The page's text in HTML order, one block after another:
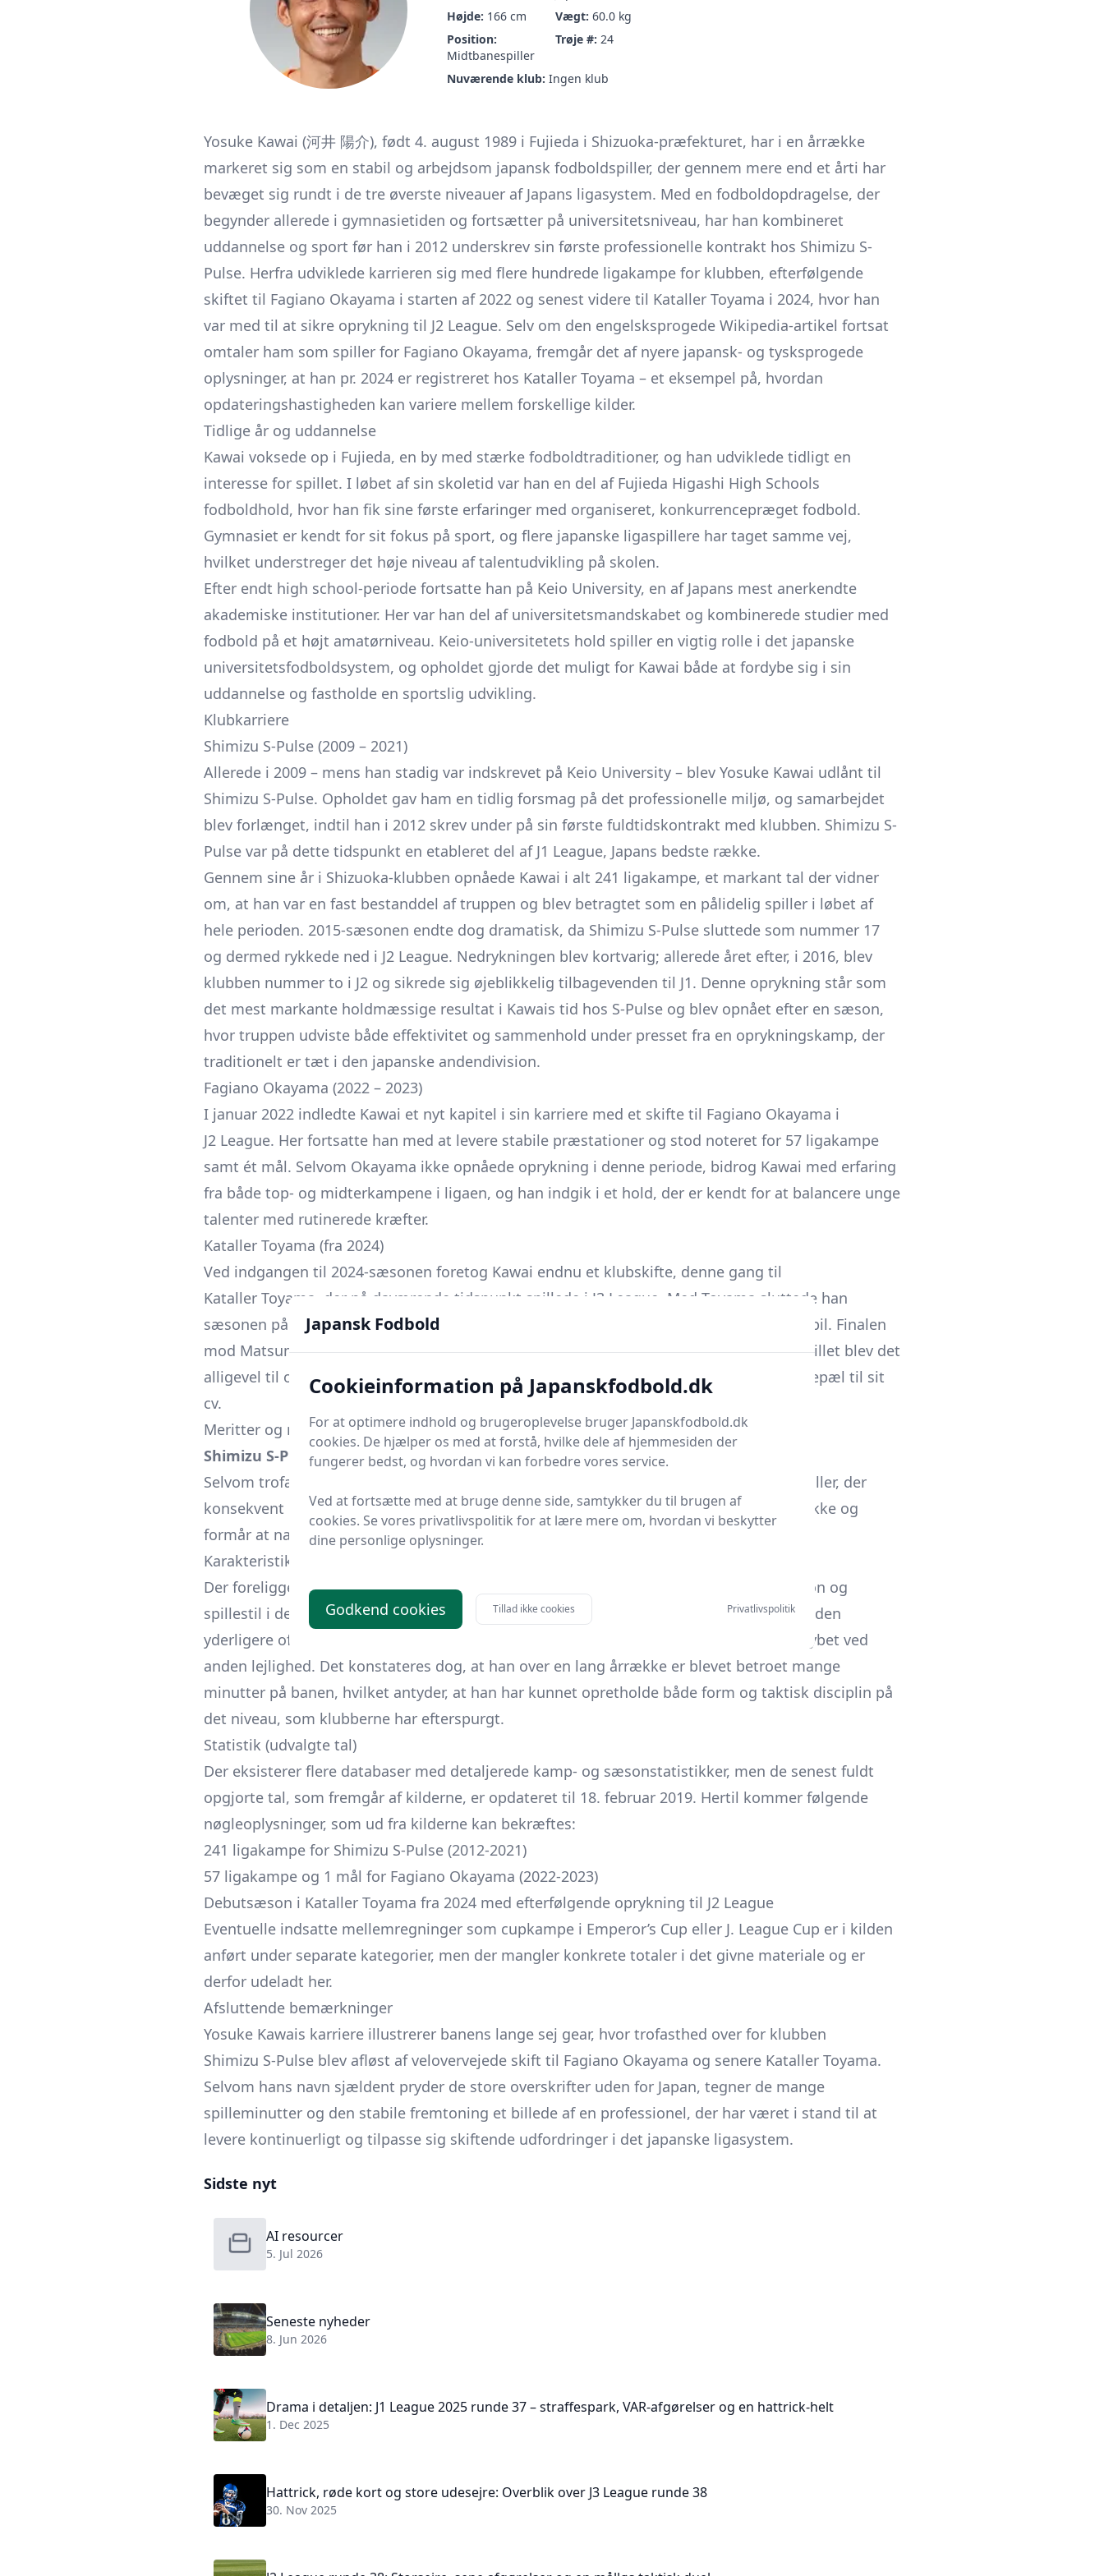
Højde: 166 cm Vægt: 60.0 kg
Position:
Midtbanespiller
Trøje #: 24
Nuværende klub: Ingen klub
Yosuke Kawai (河井 陽介), født 4. august 1989 i Fujieda i Shizuoka-præfekturet, har i en årrække
markeret sig som en stabil og arbejdsom japansk fodboldspiller, der gennem mere end et årti har
bevæget sig rundt i de tre øverste niveauer af Japans ligasystem. Med en fodboldopdragelse, der
begynder allerede i gymnasietiden og fortsætter på universitetsniveau, har han kombineret
uddannelse og sport før han i 2012 underskrev sin første professionelle kontrakt hos Shimizu S-
Pulse. Herfra udviklede karrieren sig med flere hundrede ligakampe for klubben, efterfølgende
skiftet til Fagiano Okayama i starten af 2022 og senest videre til Kataller Toyama i 2024, hvor han
var med til at sikre oprykning til J2 League. Selv om den engelsksprogede Wikipedia-artikel fortsat
omtaler ham som spiller for Fagiano Okayama, fremgår det af nyere japansk- og tysksprogede
oplysninger, at han pr. 2024 er registreret hos Kataller Toyama – et eksempel på, hvordan
opdateringshastigheden kan variere mellem forskellige kilder.
Tidlige år og uddannelse
Kawai voksede op i Fujieda, en by med stærke fodboldtraditioner, og han udviklede tidligt en
interesse for spillet. I løbet af sin skoletid var han en del af Fujieda Higashi High Schools
fodboldhold, hvor han fik sine første erfaringer med organiseret, konkurrencepræget fodbold.
Gymnasiet er kendt for sit fokus på sport, og flere japanske ligaspillere har taget samme vej,
hvilket understreger det høje niveau af talentudvikling på skolen.
Efter endt high school-periode fortsatte han på Keio University, en af Japans mest anerkendte
akademiske institutioner. Her var han del af universitetsmandskabet og kombinerede studier med
fodbold på et højt amatørniveau. Keio-universitetets hold spiller en vigtig rolle i det japanske
universitetsfodboldsystem, og opholdet gjorde det muligt for Kawai både at fordybe sig i sin
uddannelse og fastholde en sportslig udvikling.
Klubkarriere
Shimizu S-Pulse (2009 – 2021)
Allerede i 2009 – mens han stadig var indskrevet på Keio University – blev Yosuke Kawai udlånt til
Shimizu S-Pulse. Opholdet gav ham en tidlig forsmag på det professionelle miljø, og samarbejdet
blev forlænget, indtil han i 2012 skrev under på sin første fuldtidskontrakt med klubben. Shimizu S-
Pulse var på dette tidspunkt en etableret del af J1 League, Japans bedste række.
Gennem sine år i Shizuoka-klubben opnåede Kawai i alt 241 ligakampe, et markant tal der vidner
om, at han var en fast bestanddel af truppen og blev betragtet som en pålidelig spiller i løbet af
hele perioden. 2015-sæsonen endte dog dramatisk, da Shimizu S-Pulse sluttede som nummer 17
og dermed rykkede ned i J2 League. Nedrykningen blev kortvarig; allerede året efter, i 2016, blev
klubben nummer to i J2 og sikrede sig øjeblikkelig tilbagevenden til J1. Denne oprykning står som
det mest markante holdmæssige resultat i Kawais tid hos S-Pulse og blev opnået efter en sæson,
hvor truppen udviste både effektivitet og sammenhold under presset fra en oprykningskamp, der
traditionelt er tæt i den japanske andendivision.
Fagiano Okayama (2022 – 2023)
I januar 2022 indledte Kawai et nyt kapitel i sin karriere med et skifte til Fagiano Okayama i
J2 League. Her fortsatte han med at levere stabile præstationer og stod noteret for 57 ligakampe
samt ét mål. Selvom Okayama ikke opnåede oprykning i denne periode, bidrog Kawai med erfaring
fra både top- og midterkampene i ligaen, og han indgik i et hold, der er kendt for at balancere unge
talenter med rutinerede kræfter.
Kataller Toyama (fra 2024)
Ved indgangen til 2024-sæsonen foretog Kawai endnu et klubskifte, denne gang til
Kataller Toyama, der på daværende tidspunkt spillede i J3 League. Med Toyama sluttede han
sæsonen på tredjepladsen i ligaen, hvilket kvalificerede klubben til J3’s oprykningsslutspil. Finalen
mod Matsumoto Yamaga FC endte 2-2, men på grund af Toyamas tredjeplads i grundspillet blev det
alligevel til oprykning til J2 League, og Kawai kunne således føje endnu en sportslig milepæl til sit
cv.
Meritter og resultater
Shimizu S-Pulse:Nummer to i J2 League 2016 (direkte oprykning til J1 League).
Selvom trofæskabet ikke bugner af medaljer, viser den samlede karriereregnskab en spiller, der
konsekvent har været en del af hold, som kæmper med i toppen af den næstbedste række og
formår at navigere i både opryknings- og nedrykningssituationer.
Karakteristik og rolle
Der foreligger begrænsede offentligt tilgængelige detaljer om Kawais specifikke position og
spillestil i de to gennemgåede kilder. Han beskrives bredt som en “football player”, og uden
yderligere officiel dokumentation skal en mere præcis taktisk profil derfor forblive uddybet ved
anden lejlighed. Det konstateres dog, at han over en lang årrække er blevet betroet mange
minutter på banen, hvilket antyder, at han har kunnet opretholde både form og taktisk disciplin på
det niveau, som klubberne har efterspurgt.
Statistik (udvalgte tal)
Der eksisterer flere databaser med detaljerede kamp- og sæsonstatistikker, men de senest fuldt
opgjorte tal, som fremgår af kilderne, er opdateret til 18. februar 2019. Hertil kommer følgende
nøgleoplysninger, som ud fra kilderne kan bekræftes:
241 ligakampe for Shimizu S-Pulse (2012-2021)
57 ligakampe og 1 mål for Fagiano Okayama (2022-2023)
Debutsæson i Kataller Toyama fra 2024 med efterfølgende oprykning til J2 League
Eventuelle indsatte mellemregninger som cupkampe i Emperor’s Cup eller J. League Cup er i kilden
anført under separate kategorier, men der mangler konkrete totaler i det givne materiale og er
derfor udeladt her.
Afsluttende bemærkninger
Yosuke Kawais karriere illustrerer banens lange sej gear, hvor trofasthed over for klubben
Shimizu S-Pulse blev afløst af velovervejede skift til Fagiano Okayama og senere Kataller Toyama.
Selvom hans navn sjældent pryder de store overskrifter uden for Japan, tegner de mange
spilleminutter og den stabile fremtoning et billede af en professionel, der har været i stand til at
levere kontinuerligt og tilpasse sig skiftende udfordringer i det japanske ligasystem.
Sidste nyt
AI resourcer
5. Jul 2026
Seneste nyheder
8. Jun 2026
Drama i detaljen: J1 League 2025 runde 37 – straffespark, VAR-afgørelser og en hattrick-helt
1. Dec 2025
Hattrick, røde kort og store udesejre: Overblik over J3 League runde 38
30. Nov 2025
Japansk Fodbold
Cookieinformation på Japanskfodbold.dk
For at optimere indhold og brugeroplevelse bruger Japanskfodbold.dk
cookies. De hjælper os med at forstå, hvilke dele af hjemmesiden der
fungerer bedst, og hvordan vi kan forbedre vores service.
Ved at fortsætte med at bruge denne side, samtykker du til brugen af
cookies. Se vores privatlivspolitik for at lære mere om, hvordan vi beskytter
dine personlige oplysninger.
Godkend cookies Tillad ikke cookies Privatlivspolitik